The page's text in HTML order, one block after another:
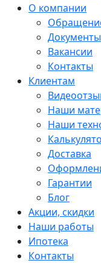
О компании
Документы
Вакансии
Контакты
Клиентам
Наши
Наши
Доставка
Гарантии
Блог
Акции, скидки
Наши работы
Ипотека
Контакты